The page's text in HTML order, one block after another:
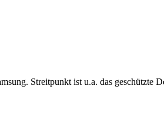
Streitpunkt ist u.a. das geschützte